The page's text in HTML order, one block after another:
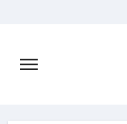
content